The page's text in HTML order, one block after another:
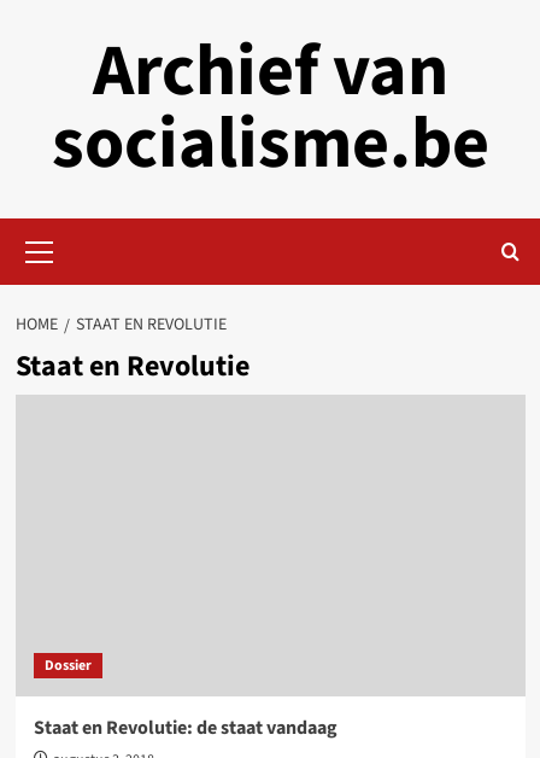
Archief van
socialisme.be
Menu
HOME STAAT EN REVOLUTIE
Staat en Revolutie
Dossier
Staat en Revolutie: de staat vandaag